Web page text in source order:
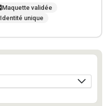
Maquette validée
Identité unique